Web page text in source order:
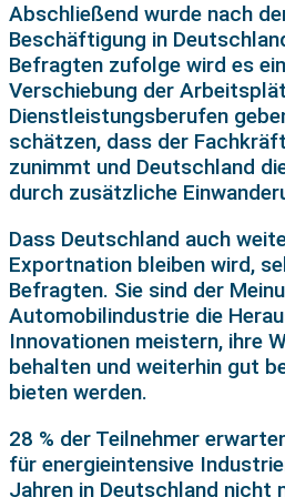
Abschließend wurde nach
Beschäftigung in
Befragten zufolge wird es
Verschiebung der
Dienstleistungsberufen
schätzen, dass der
zunimmt und Deutschland
durch zusätzliche
Dass Deutschland auch
Exportnation bleiben wird,
Befragten. Sie sind der
Automobilindustrie die
Innovationen meistern, ihre
behalten und weiterhin gut
bieten werden.
28 % der Teilnehmer
für energieintensive
Jahren in Deutschland nicht